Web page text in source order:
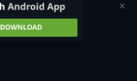
Unforgettable Stagione 3